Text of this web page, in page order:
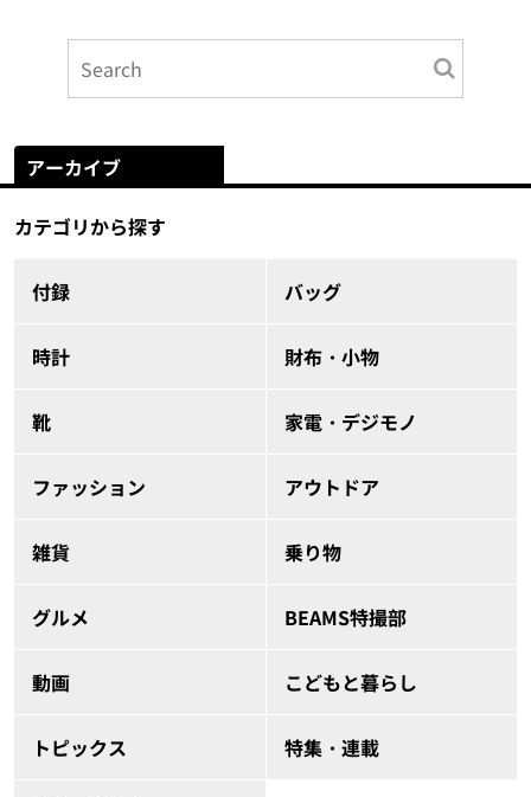
アーカイブ
カテゴリから探す
付録 バッグ
時計 財布・小物
靴 家電・デジモノ
ファッション アウトドア
雑貨 乗り物
グルメ BEAMS特撮部
動画 こどもと暮らし
トピックス 特集・連載